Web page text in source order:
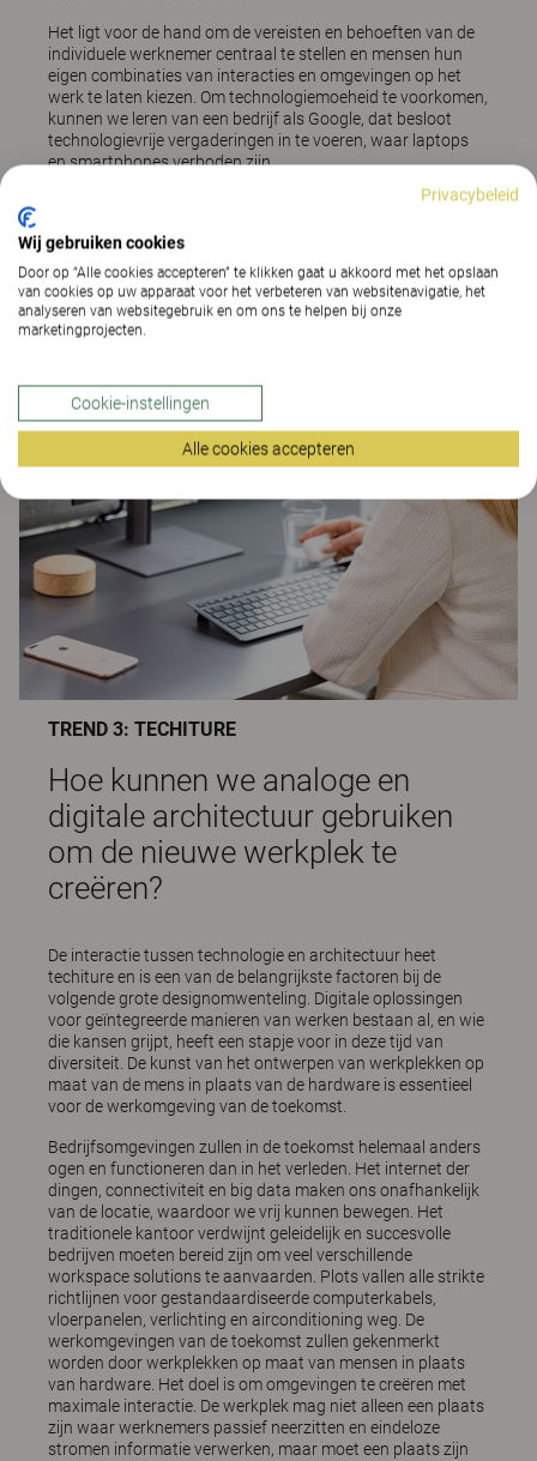
Het ligt voor de hand om de vereisten en behoeften van de
individuele werknemer centraal te stellen en mensen hun
eigen combinaties van interacties en omgevingen op het
werk te laten kiezen. Om technologiemoeheid te voorkomen,
kunnen we leren van een bedrijf als Google, dat besloot
technologievrije vergaderingen in te voeren, waar laptops
en smartphones verboden zijn.
TREND 3: TECHITURE
Hoe kunnen we analoge en
digitale architectuur gebruiken
om de nieuwe werkplek te
creëren?
De interactie tussen technologie en architectuur heet
techiture en is een van de belangrijkste factoren bij de
volgende grote designomwenteling. Digitale oplossingen
voor geïntegreerde manieren van werken bestaan al, en wie
die kansen grijpt, heeft een stapje voor in deze tijd van
diversiteit. De kunst van het ontwerpen van werkplekken op
maat van de mens in plaats van de hardware is essentieel
voor de werkomgeving van de toekomst.
Bedrijfsomgevingen zullen in de toekomst helemaal anders
ogen en functioneren dan in het verleden. Het internet der
dingen, connectiviteit en big data maken ons onafhankelijk
van de locatie, waardoor we vrij kunnen bewegen. Het
traditionele kantoor verdwijnt geleidelijk en succesvolle
bedrijven moeten bereid zijn om veel verschillende
workspace solutions te aanvaarden. Plots vallen alle strikte
richtlijnen voor gestandaardiseerde computerkabels,
vloerpanelen, verlichting en airconditioning weg. De
werkomgevingen van de toekomst zullen gekenmerkt
worden door werkplekken op maat van mensen in plaats
van hardware. Het doel is om omgevingen te creëren met
maximale interactie. De werkplek mag niet alleen een plaats
zijn waar werknemers passief neerzitten en eindeloze
stromen informatie verwerken, maar moet een plaats zijn
Privacybeleid
Wij gebruiken cookies
Door op “Alle cookies accepteren” te klikken gaat u akkoord met het opslaan
van cookies op uw apparaat voor het verbeteren van websitenavigatie, het
analyseren van websitegebruik en om ons te helpen bij onze
marketingprojecten.
Cookie-instellingen
Alle cookies accepteren